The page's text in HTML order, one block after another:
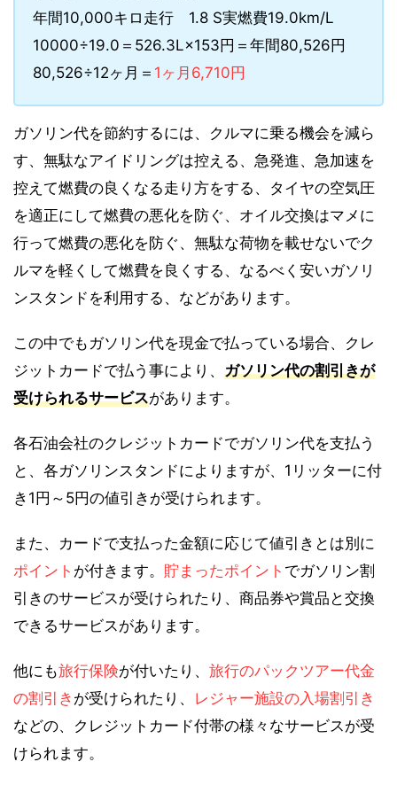
年間10,000キロ走行 1.8 S実燃費19.0km/L
10000÷19.0＝526.3L×153円＝年間80,526円
80,526÷12ヶ月＝ 1ヶ月6,710円
ガソリン代を節約するには、クルマに乗る機会を減ら
す、無駄なアイドリングは控える、急発進、急加速を
控えて燃費の良くなる走り方をする、タイヤの空気圧
を適正にして燃費の悪化を防ぐ、オイル交換はマメに
行って燃費の悪化を防ぐ、無駄な荷物を載せないでク
ルマを軽くして燃費を良くする、なるべく安いガソリ
ンスタンドを利用する、などがあります。
この中でもガソリン代を現金で払っている場合、クレ
ジットカードで払う事により、 ガソリン代の割引きが
受けられるサービスがあります。
各石油会社のクレジットカードでガソリン代を支払う
と、各ガソリンスタンドによりますが、1リッターに付
き1円～5円の値引きが受けられます。
また、カードで支払った金額に応じて値引きとは別に
ポイント が付きます。 貯まったポイント でガソリン割
引きのサービスが受けられたり、商品券や賞品と交換
できるサービスがあります。
他にも旅行保険が付いたり、 旅行のパックツアー代金
の割引き が受けられたり、 レジャー施設の入場割引き
などの、クレジットカード付帯の様々なサービスが受
けられます。